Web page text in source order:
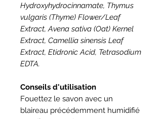
Hydroxyhydrocinnamate, Thymus
vulgaris (Thyme) Flower/Leaf
Extract, Avena sativa (Oat) Kernel
Extract, Camellia sinensis Leaf
Extract, Etidronic Acid, Tetrasodium
EDTA.
Conseils d'utilisation
Fouettez le savon avec un
blaireau précédemment humidifié